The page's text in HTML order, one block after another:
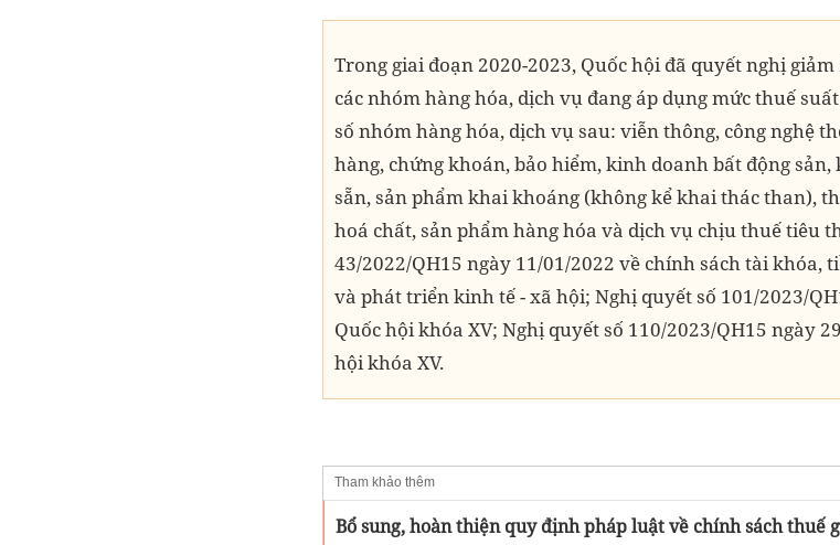
Trong giai đoạn 2020-2023, Quốc hội đã quyết nghị
các nhóm hàng hóa, dịch vụ đang áp dụng mức thuế
số nhóm hàng hóa, dịch vụ sau: viễn thông, công nghệ
hàng, chứng khoán, bảo hiểm, kinh doanh bất động
sẵn, sản phẩm khai khoáng (không kể khai thác than),
hoá chất, sản phẩm hàng hóa và dịch vụ chịu thuế tiêu
43/2022/QH15 ngày 11/01/2022 về chính sách tài khóa,
và phát triển kinh tế - xã hội; Nghị quyết số 101/2023/
Quốc hội khóa XV; Nghị quyết số 110/2023/QH15 ngày
hội khóa XV.
Tham khảo thêm
Bổ sung, hoàn thiện quy định pháp luật về chính sách thuế